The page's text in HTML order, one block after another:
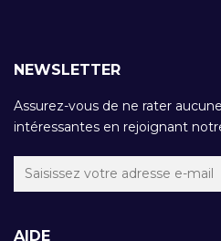
NEWSLETTER
Assurez-vous de ne rater
intéressantes en rejoignant
AIDE